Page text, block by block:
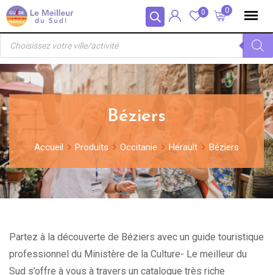
Panneau de gestion des cookies
Skip
to
content
0
0
Recherche
produits
Béziers
Accueil Produits Occitanie Hérault Béziers
Partez à la découverte de Béziers avec un guide touristique
professionnel du Ministère de la Culture- Le meilleur du
Sud s’offre à vous à travers un catalogue très riche